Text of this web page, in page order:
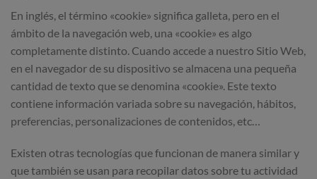
En inglés, el término «cookie» significa galleta, pero en el
ámbito de la navegación web, una «cookie» es algo
completamente distinto. Cuando accede a nuestro Sitio Web,
en el navegador de su dispositivo se almacena una pequeña
cantidad de texto que se denomina «cookie». Este texto
contiene información variada sobre su navegación, hábitos,
preferencias, personalizaciones de contenidos, etc…
Existen otras tecnologías que funcionan de manera similar y
que también se usan para recopilar datos sobre tu actividad